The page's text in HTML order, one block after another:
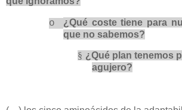
o
¿Qué coste tiene para
que no sabemos?
§ ¿Qué plan tenemos
agujero?